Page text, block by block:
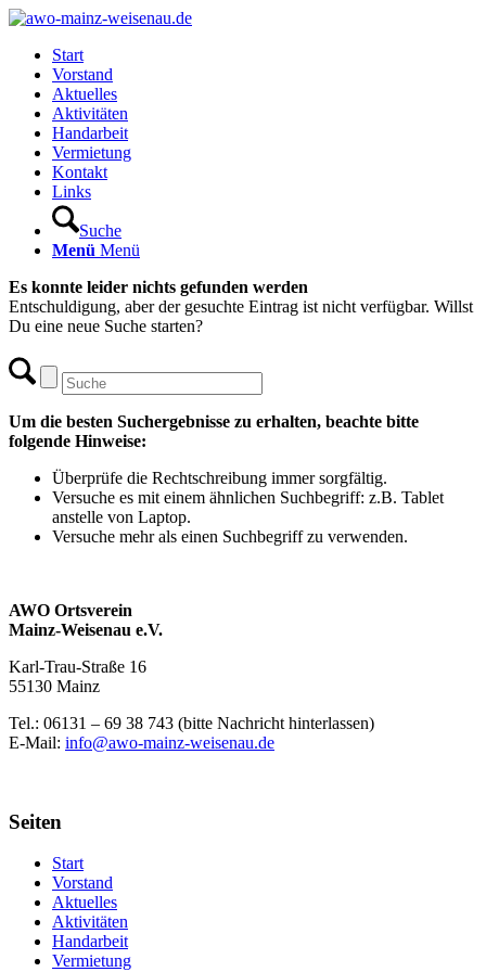
Start
Vorstand
Aktuelles
Aktivitäten
Handarbeit
Vermietung
Kontakt
Links
Suche
Menü Menü
Es konnte leider nichts gefunden werden
Entschuldigung, aber der gesuchte Eintrag ist nicht verfügbar. Willst
Du eine neue Suche starten?
Um die besten Suchergebnisse zu erhalten, beachte bitte
folgende Hinweise:
Überprüfe die Rechtschreibung immer sorgfältig.
Versuche es mit einem ähnlichen Suchbegriff: z.B. Tablet
anstelle von Laptop.
Versuche mehr als einen Suchbegriff zu verwenden.
AWO Ortsverein
Mainz-Weisenau e.V.
Karl-Trau-Straße 16
55130 Mainz
Tel.: 06131 – 69 38 743 (bitte Nachricht hinterlassen)
E-Mail: info@awo-mainz-weisenau.de
Seiten
Start
Vorstand
Aktuelles
Aktivitäten
Handarbeit
Vermietung